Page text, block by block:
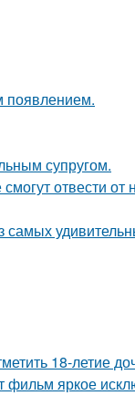
появлением.
супругом.
отвести от
самых
18-летие
фильм яркое